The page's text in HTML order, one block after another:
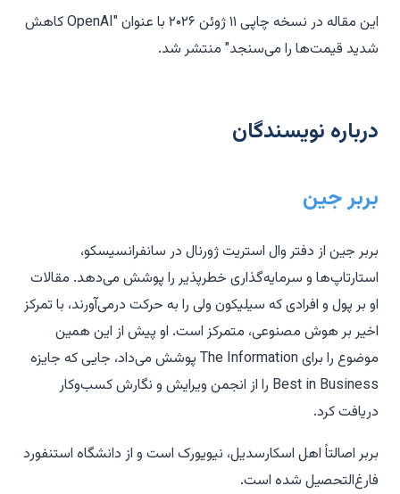
این مقاله در نسخه چاپی ۱۱ ژوئن ۲۰۲۶ با عنوان "OpenAI کاهش
شدید قیمت‌ها را می‌سنجد" منتشر شد.
درباره نویسندگان
بربر جین
بربر جین از دفتر وال استریت ژورنال در سانفرانسیسکو،
استارتاپ‌ها و سرمایه‌گذاری خطرپذیر را پوشش می‌دهد. مقالات
او بر پول و افرادی که سیلیکون ولی را به حرکت درمی‌آورند، با تمرکز
اخیر بر هوش مصنوعی، متمرکز است. او پیش از این همین
موضوع را برای The Information پوشش می‌داد، جایی که جایزه
Best in Business را از انجمن ویرایش و نگارش کسب‌وکار
دریافت کرد.
بربر اصالتاً اهل اسکارسدیل، نیویورک است و از دانشگاه استنفورد
فارغ‌التحصیل شده است.